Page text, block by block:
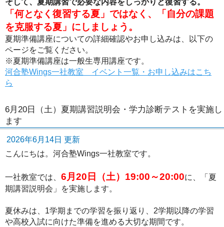
そして、夏期講習で必要な内容をしっかりと復習する。
「何となく復習する夏」ではなく、「自分の課題
を克服する夏」にしましょう。
夏期準備講座についての詳細確認やお申し込みは、以下の
ページをご覧ください。
※夏期準備講座は一般生専用講座です。
河合塾Wings一社教室 イベント一覧・お申し込みはこち
ら
6月20日（土）夏期講習説明会・学力診断テストを実施し
ます
2026年6月14日 更新
こんにちは。河合塾Wings一社教室です。
一社教室では、 6月20日（土）19:00～20:00に、「夏
期講習説明会」を実施します。
夏休みは、1学期までの学習を振り返り、2学期以降の学習
や高校入試に向けた準備を進める大切な期間です。